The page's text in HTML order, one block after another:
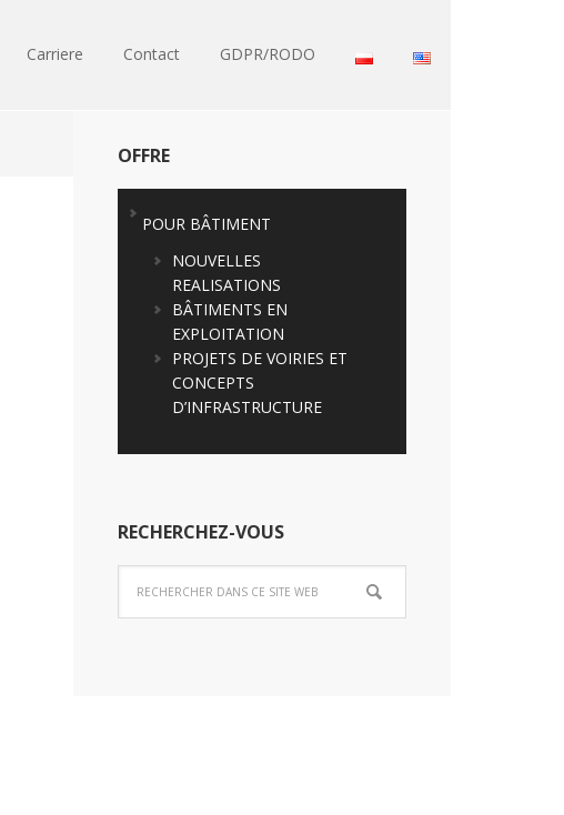
Carriere Contact GDPR/RODO
OFFRE
POUR BÂTIMENT
NOUVELLES
REALISATIONS
BÂTIMENTS EN
EXPLOITATION
PROJETS DE VOIRIES ET
CONCEPTS
D’INFRASTRUCTURE
RECHERCHEZ-VOUS